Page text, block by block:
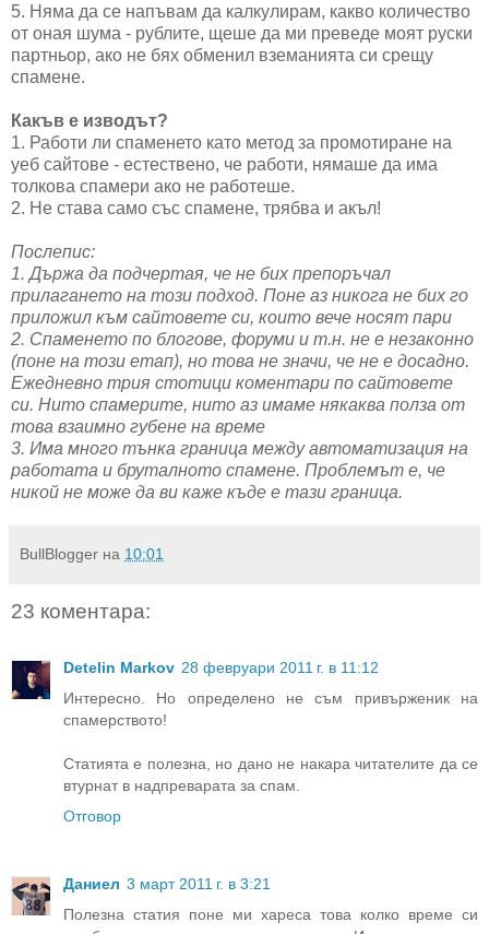
5. Няма да се напъвам да калкулирам, какво количество
от оная шума - рублите, щеше да ми преведе моят руски
партньор, ако не бях обменил вземанията си срещу
спамене.
Какъв е изводът?
1. Работи ли спаменето като метод за промотиране на
уеб сайтове - естествено, че работи, нямаше да има
толкова спамери ако не работеше.
2. Не става само със спамене, трябва и акъл!
Послепис:
1. Държа да подчертая, че не бих препоръчал
прилагането на този подход. Поне аз никога не бих го
приложил към сайтовете си, които вече носят пари
2. Спаменето по блогове, форуми и т.н. не е незаконно
(поне на този етап), но това не значи, че не е досадно.
Ежедневно трия стотици коментари по сайтовете
си. Нито спамерите, нито аз имаме някаква полза от
това взаимно губене на време
3. Има много тънка граница между автоматизация на
работата и бруталното спамене. Проблемът е, че
никой не може да ви каже къде е тази граница.
BullBlogger на 10:01
23 коментара:
Detelin Markov 28 февруари 2011 г. в 11:12
Интересно. Но определено не съм привърженик на
спамерството!
Статията е полезна, но дано не накара читателите да се
втурнат в надпреварата за спам.
Отговор
Даниел 3 март 2011 г. в 3:21
Полезна статия поне ми хареса това колко време си